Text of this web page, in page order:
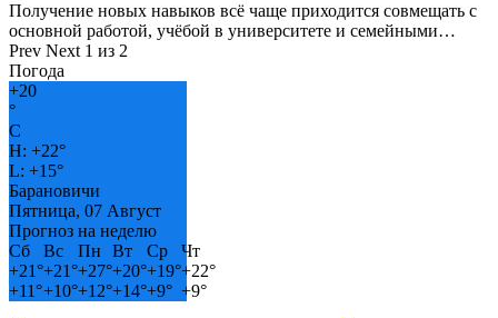
Получение новых навыков всё чаще приходится совмещать с
основной работой, учёбой в университете и семейными…
Prev Next 1 из 2
Погода
+20
°
C
H: +22°
L: +15°
Барановичи
Пятница, 07 Август
Прогноз на неделю
Сб
Вс Пн Вт Ср
Чт
+21°+21°+27°+20°+19°+22°
+11°+10°+12°+14°+9° +9°